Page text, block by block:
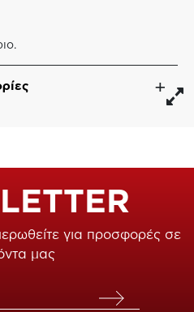
για προσφορές σε
μας